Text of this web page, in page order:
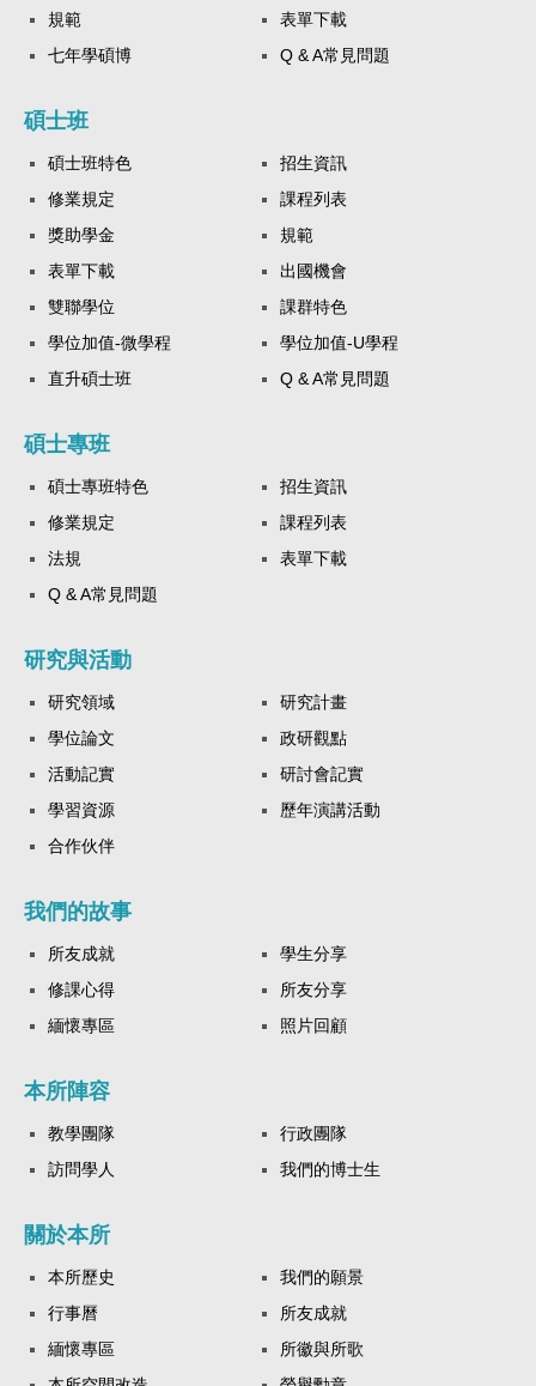
規範
表單下載
七年學碩博
Q & A常見問題
碩士班
碩士班特色
招生資訊
修業規定
課程列表
獎助學金
規範
表單下載
出國機會
雙聯學位
課群特色
學位加值-微學程
學位加值-U學程
直升碩士班
Q & A常見問題
碩士專班
碩士專班特色
招生資訊
修業規定
課程列表
法規
表單下載
Q & A常見問題
研究與活動
研究領域
研究計畫
學位論文
政研觀點
活動記實
研討會記實
學習資源
歷年演講活動
合作伙伴
我們的故事
所友成就
學生分享
修課心得
所友分享
緬懷專區
照片回顧
本所陣容
教學團隊
行政團隊
訪問學人
我們的博士生
關於本所
本所歷史
我們的願景
行事曆
所友成就
緬懷專區
所徽與所歌